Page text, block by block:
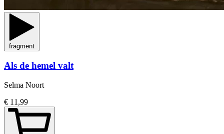
fragment
Als de hemel valt
Selma Noort
€ 11,99